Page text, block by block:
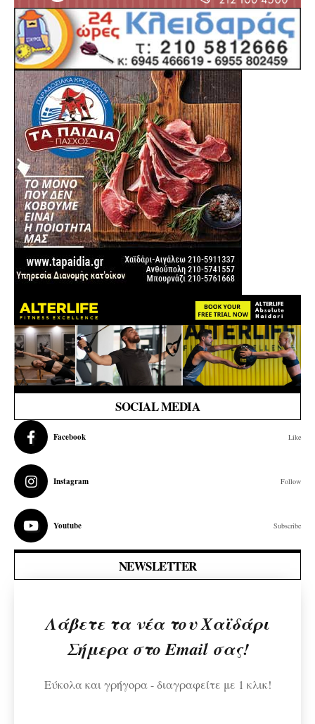
SOCIAL MEDIA
Facebook Like
Instagram Follow
Youtube Subscribe
NEWSLETTER
Λάβετε τα νέα του Χαϊδάρι
Σήμερα στο Email σας!
Εύκολα και γρήγορα - διαγραφείτε με 1 κλικ!